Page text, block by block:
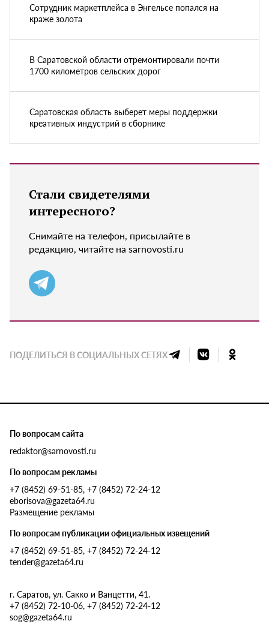
Сотрудник маркетплейса в Энгельсе попался на
краже золота
В Саратовской области отремонтировали почти
1700 километров сельских дорог
Саратовская область выберет меры поддержки
креативных индустрий в сборнике
Стали свидетелями
интересного?
Снимайте на телефон, присылайте в
редакцию, читайте на sarnovosti.ru
ПОДЕЛИТЬСЯ В СОЦИАЛЬНЫХ СЕТЯХ
По вопросам сайта
redaktor@sarnovosti.ru
По вопросам рекламы
+7 (8452) 69-51-85, +7 (8452) 72-24-12
eborisova@gazeta64.ru
Размещение рекламы
По вопросам публикации официальных извещений
+7 (8452) 69-51-85, +7 (8452) 72-24-12
tender@gazeta64.ru
г. Саратов, ул. Сакко и Ванцетти, 41.
+7 (8452) 72-10-06, +7 (8452) 72-24-12
sog@gazeta64.ru